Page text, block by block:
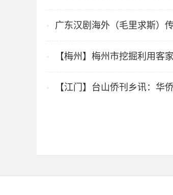
广东汉剧海外（毛里求斯）
【梅州】梅州市挖掘利用客
【江门】台山侨刊乡讯：华